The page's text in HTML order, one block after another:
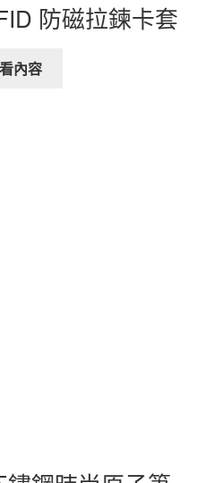
防磁拉鍊卡套
內容